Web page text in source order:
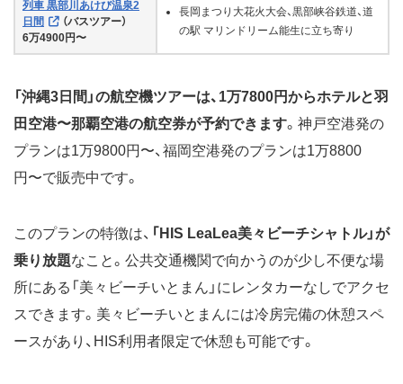
列車 黒部川あけび温泉2
日間
（バスツアー）
6万4900円〜
長岡まつり大花火大会、黒部峡谷鉄道、道
の駅 マリンドリーム能生に立ち寄り
「沖縄3日間」の航空機ツアーは、1万7800円からホテルと羽
田空港〜那覇空港の航空券が予約できます。神戸空港発の
プランは1万9800円〜、福岡空港発のプランは1万8800
円〜で販売中です。
このプランの特徴は、 「HIS LeaLea美々ビーチシャトル」が
乗り放題なこと。公共交通機関で向かうのが少し不便な場
所にある「美々ビーチいとまん」にレンタカーなしでアクセ
スできます。美々ビーチいとまんには冷房完備の休憩スペ
ースがあり、HIS利用者限定で休憩も可能です。